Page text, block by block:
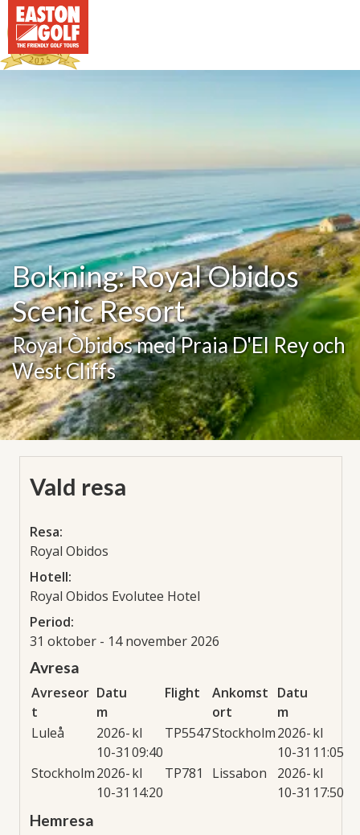
Bokning: Royal Obidos
Scenic Resort
Royal Òbidos med Praia D'El Rey och
West Cliffs
Vald resa
Resa:
Royal Obidos
Hotell:
Royal Obidos Evolutee Hotel
Period:
31 oktober - 14 november 2026
Avresa
Avreseor
t
Datu
m
Flight
Ankomst
ort
Datu
m
Luleå
2026-
10-31
kl
09:40
TP5547Stockholm2026-
10-31
kl
11:05
Stockholm2026-
10-31
kl
14:20
TP781 Lissabon
2026-
10-31
kl
17:50
Hemresa